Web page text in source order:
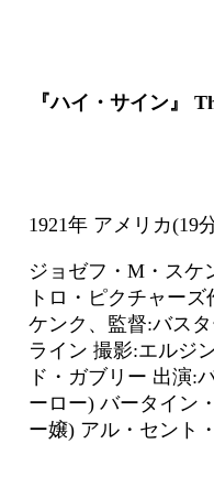
『ハイ・サイン』
1921年 アメリカ(19
ジョゼフ・M・スケ
トロ・ピクチャー
ケンク、監督:バス
ライン 撮影:エルジ
ド・ガブリー 出演:
ーロー) バータイン
ー嬢) アル・セント